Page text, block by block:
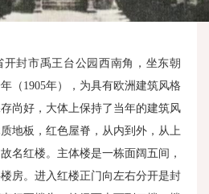
开封市禹王台公园西南角，坐东朝
（ 1905年），为具有欧洲建筑风格
尚好，大体上保持了当年的建筑风
地板，红色屋脊，从内到外，从上
名红楼。主体楼是一栋面阔五间，
房。进入红楼正门向左右分开是封